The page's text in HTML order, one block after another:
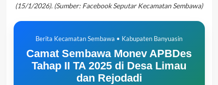
(15/1/2026). (Sumber: Facebook Seputar Kecamatan Sembawa)
Berita Kecamatan Sembawa • Kabupaten Banyuasin
Camat Sembawa Monev APBDes
Tahap II TA 2025 di Desa Limau
dan Rejodadi